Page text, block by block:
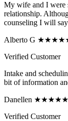
My wife and I were
relationship.
counseling I will
Alberto G
Verified Customer
Intake and
bit of information
Danellen ★★★★★
Verified Customer